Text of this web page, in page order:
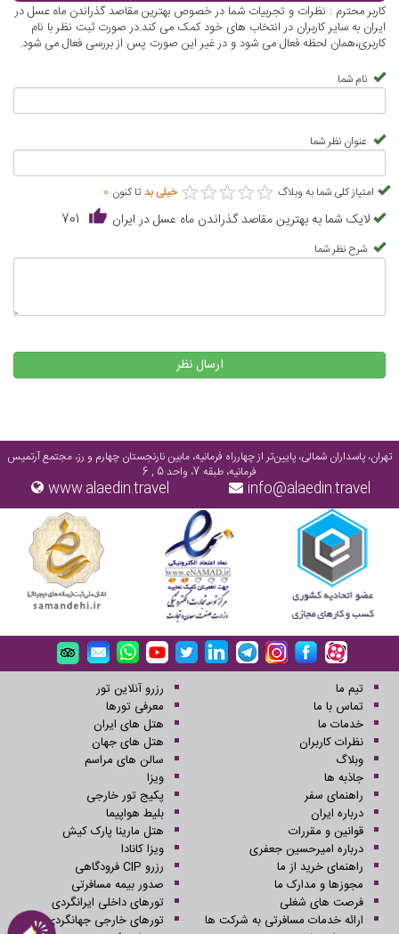
کاربر محترم : نظرات و تجربیات شما در خصوص بهترین مقاصد گذراندن ماه عسل در
ایران به سایر کاربران در انتخاب های خود کمک می کند.در صورت ثبت نظر با نام
کاربری،همان لحظه فعال می شود و در غیر این صورت پس از بررسی فعال می شود.
نام شما
عنوان نظر شما
امتیاز کلی شما به وبلاگ ★★★★★
★★★★★ خیلی بد تا کنون 0
لایک شما به بهترین مقاصد گذراندن ماه عسل در ایران 701
شرح نظر شما
ارسال نظر
تهران، پاسداران شمالی، پایین‌تر از چهارراه فرمانیه، مابین نارنجستان چهارم و رز، مجتمع آرتمیس
فرمانیه، طبقه 7، واحد 5 , 6
info@alaedin.travel
www.alaedin.travel
تیم ما
تماس با ما
خدمات ما
نظرات کاربران
وبلاگ
جاذبه ها
راهنمای سفر
درباره ایران
قوانین و مقررات
درباره امیرحسین جعفری
راهنمای خرید از ما
مجوزها و مدارک ما
فرصت های شغلی
ارائه خدمات مسافرتی به شرکت ها
رزرو آنلاین تور
معرفی تورها
هتل های ایران
هتل های جهان
سالن های مراسم
ویزا
پکیج تور خارجی
بلیط هواپیما
هتل مارینا پارک کیش
ویزا کانادا
رزرو CIP فرودگاهی
صدور بیمه مسافرتی
تورهای داخلی ایرانگردی
تورهای خارجی جهانگردی